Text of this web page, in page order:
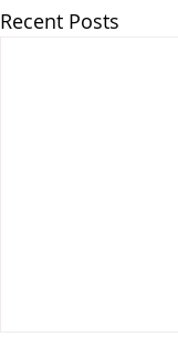
Recent Posts